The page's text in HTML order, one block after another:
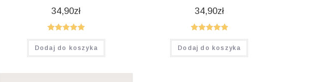
34,90zł
Oceniono
5.00na 5
Dodaj do koszyka
34,90zł
Oceniono
5.00na 5
Dodaj do koszyka